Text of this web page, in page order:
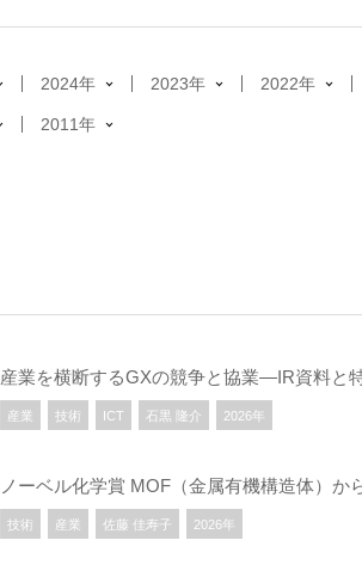
2024年 2023年 2022年
2011年
産業を横断するGXの競争と協業―IR資料と
産業 技術 ICT 石黒 隆介 2026年
ノーベル化学賞 MOF（金属有機構造体）
技術 産業 佐藤 佳寿子 2026年